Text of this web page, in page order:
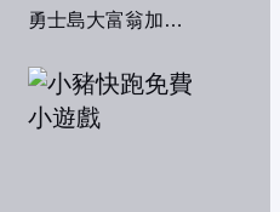
勇士島大富翁加強版